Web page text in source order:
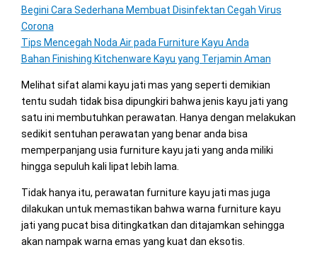
Begini Cara Sederhana Membuat Disinfektan Cegah Virus
Corona
Tips Mencegah Noda Air pada Furniture Kayu Anda
Bahan Finishing Kitchenware Kayu yang Terjamin Aman
Melihat sifat alami kayu jati mas yang seperti demikian
tentu sudah tidak bisa dipungkiri bahwa jenis kayu jati yang
satu ini membutuhkan perawatan. Hanya dengan melakukan
sedikit sentuhan perawatan yang benar anda bisa
memperpanjang usia furniture kayu jati yang anda miliki
hingga sepuluh kali lipat lebih lama.
Tidak hanya itu, perawatan furniture kayu jati mas juga
dilakukan untuk memastikan bahwa warna furniture kayu
jati yang pucat bisa ditingkatkan dan ditajamkan sehingga
akan nampak warna emas yang kuat dan eksotis.